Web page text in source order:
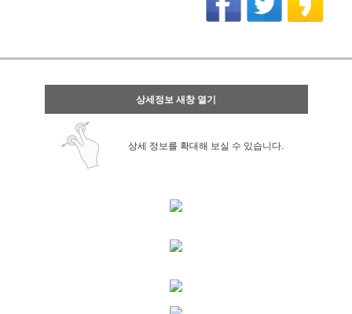
상세정보 새창 열기
상세 정보를 확대해 보실 수 있습니다.